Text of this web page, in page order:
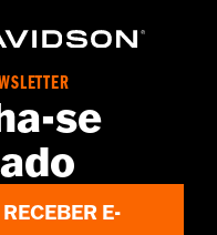
hardware
– Go towww.h-
se
E-